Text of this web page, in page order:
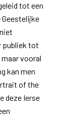
tot een
publiek tot
vooral
kan men
of the
deze Ierse